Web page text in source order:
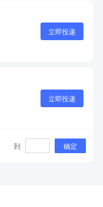
立即投递
立即投递
到 确定